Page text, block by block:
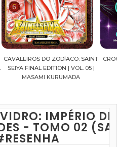
CAVALEIROS DO ZODÍACO: SAINT
SEIYA FINAL EDITION | VOL. 05 |
MASAMI KURUMADA
IMPÉRIO DE
- TOMO 02